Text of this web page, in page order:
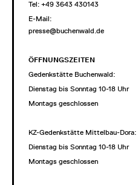
Tel: +49 3643 430143
E-Mail:
presse@buchenwald.de
ÖFFNUNGSZEITEN
Gedenkstätte Buchenwald:
Dienstag bis Sonntag 10-18 Uhr
Montags geschlossen
KZ-Gedenkstätte Mittelbau-Dora:
Dienstag bis Sonntag 10-18 Uhr
Montags geschlossen